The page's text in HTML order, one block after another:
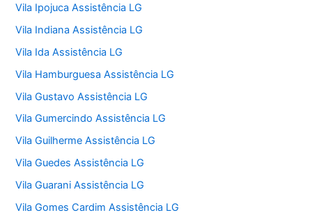
Vila Ipojuca Assistência LG
Vila Indiana Assistência LG
Vila Ida Assistência LG
Vila Hamburguesa Assistência LG
Vila Gustavo Assistência LG
Vila Gumercindo Assistência LG
Vila Guilherme Assistência LG
Vila Guedes Assistência LG
Vila Guarani Assistência LG
Vila Gomes Cardim Assistência LG